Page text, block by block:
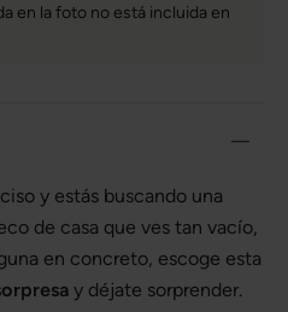
en la foto no está incluida en
y estás buscando una
de casa que ves tan vacío,
en concreto, escoge esta
y déjate sorprender.